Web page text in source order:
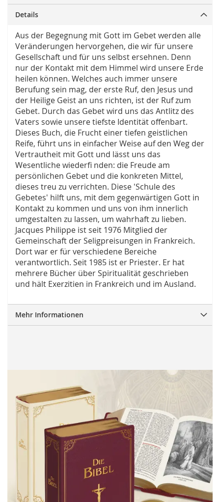
Details
Aus der Begegnung mit Gott im Gebet werden alle
Veränderungen hervorgehen, die wir für unsere
Gesellschaft und für uns selbst ersehnen. Denn
nur der Kontakt mit dem Himmel wird unsere Erde
heilen können. Welches auch immer unsere
Berufung sein mag, der erste Ruf, den Jesus und
der Heilige Geist an uns richten, ist der Ruf zum
Gebet. Durch das Gebet wird uns das Antlitz des
Vaters sowie unsere tiefste Identität offenbart.
Dieses Buch, die Frucht einer tiefen geistlichen
Reife, führt uns in einfacher Weise auf den Weg der
Vertrautheit mit Gott und lässt uns das
Wesentliche wiederfi nden: die Freude am
persönlichen Gebet und die konkreten Mittel,
dieses treu zu verrichten. Diese 'Schule des
Gebetes' hilft uns, mit dem gegenwärtigen Gott in
Kontakt zu kommen und uns von ihm innerlich
umgestalten zu lassen, um wahrhaft zu lieben.
Jacques Philippe ist seit 1976 Mitglied der
Gemeinschaft der Seligpreisungen in Frankreich.
Dort war er für verschiedene Bereiche
verantwortlich. Seit 1985 ist er Priester. Er hat
mehrere Bücher über Spiritualität geschrieben
und hält Exerzitien in Frankreich und im Ausland.
Mehr Informationen